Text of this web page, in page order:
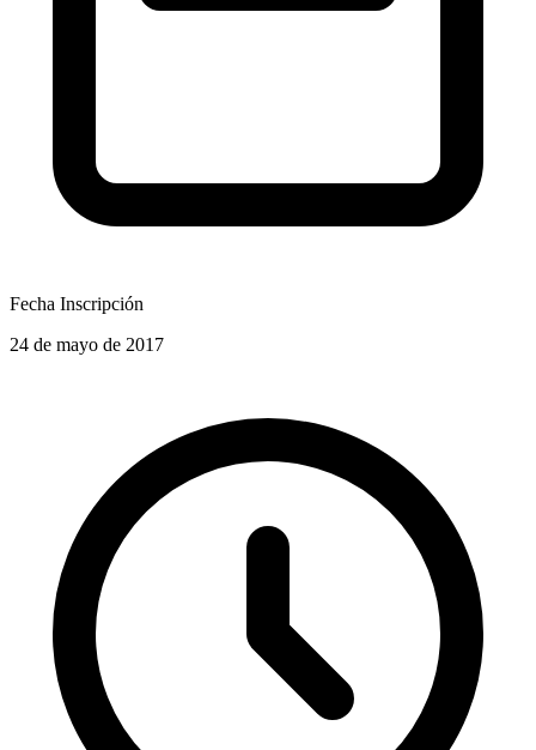
Fecha Inscripción
24 de mayo de 2017